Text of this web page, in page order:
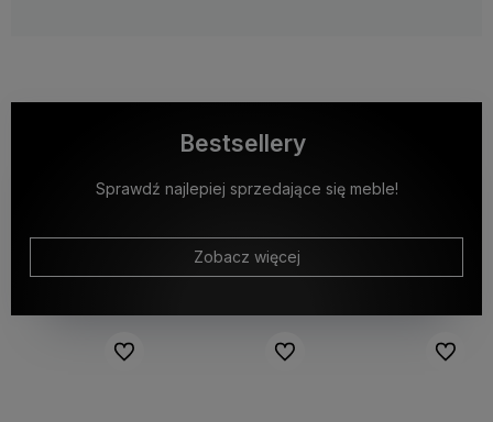
Bestsellery
Sprawdź najlepiej sprzedające się meble!
Zobacz więcej
Do ulubionych Do ulubionych Do